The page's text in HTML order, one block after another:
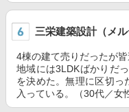
三栄建築設計（メル
4棟の建て売りだったが
地域には3LDKばかりだ
を決めた。無理に区切っ
入っている。（30代／女